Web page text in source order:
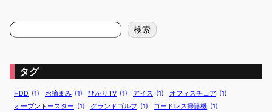
検
索
検索
タグ
HDD (1) お摘まみ (1) ひかりTV (1) アイス (1) オフィスチェア (1)
オーブントースター (1) グランドゴルフ (1) コードレス掃除機 (1)